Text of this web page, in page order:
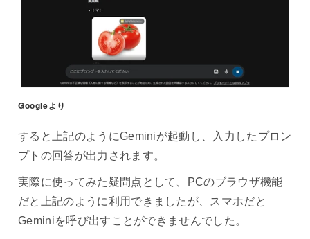
Googleより
すると上記のようにGeminiが起動し、入力したプロン
プトの回答が出力されます。
実際に使ってみた疑問点として、PCのブラウザ機能
だと上記のように利用できましたが、スマホだと
Geminiを呼び出すことができませんでした。